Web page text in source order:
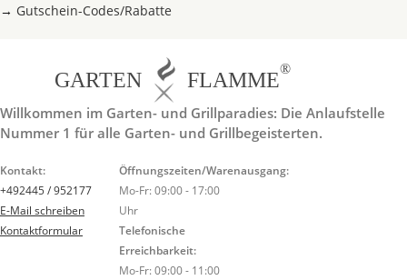
→ Gutschein-Codes/Rabatte
GARTEN FLAMME®
Willkommen im Garten- und Grillparadies: Die Anlaufstelle
Nummer 1 für alle Garten- und Grillbegeisterten.
Kontakt:
+492445 / 952177
E-Mail schreiben
Kontaktformular
Öffnungszeiten/Warenausgang:
Mo-Fr: 09:00 - 17:00
Uhr
Telefonische
Erreichbarkeit:
Mo-Fr: 09:00 - 11:00